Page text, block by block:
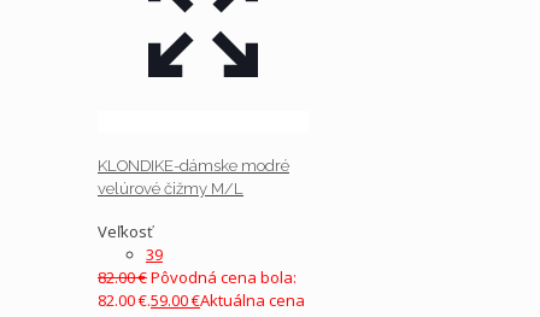
KLONDIKE-dámske modré
velúrové čižmy M/L
Veľkosť
39
82.00€Pôvodná cena bola:
82.00 €.59.00€Aktuálna cena